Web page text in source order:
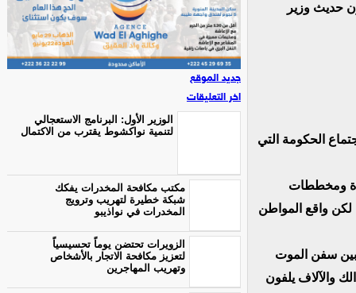
حديث وزير
الحكومة التي
ومخططات
لكن واقع المواطن
بين سفن الموت
والآلاف يلفون
جديد الموقع
اخر التعليقات
الوزير الأول: البرنامج الاستعجالي
لتنمية نواكشوط يقترب من الاكتمال
مكتب مكافحة المخدرات يفكك
شبكة خطيرة لتهريب وترويج
المخدرات في نواذيبو
الزويرات تحتضن يوماً تحسيسياً
لتعزيز مكافحة الاتجار بالأشخاص
وتهريب المهاجرين